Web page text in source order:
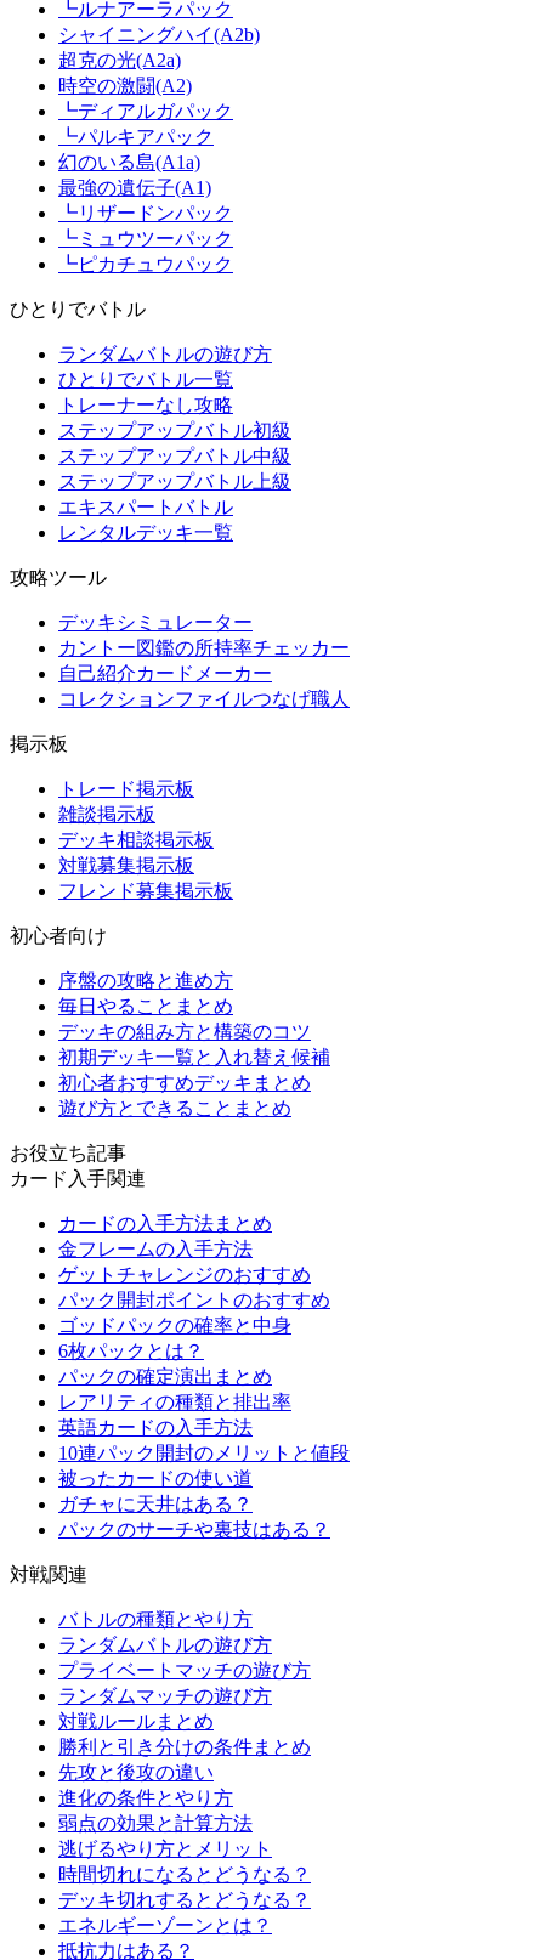
┗ルナアーラパック
シャイニングハイ(A2b)
超克の光(A2a)
時空の激闘(A2)
┗ディアルガパック
┗パルキアパック
幻のいる島(A1a)
最強の遺伝子(A1)
┗リザードンパック
┗ミュウツーパック
┗ピカチュウパック
ひとりでバトル
ランダムバトルの遊び方
ひとりでバトル一覧
トレーナーなし攻略
ステップアップバトル初級
ステップアップバトル中級
ステップアップバトル上級
エキスパートバトル
レンタルデッキ一覧
攻略ツール
デッキシミュレーター
カントー図鑑の所持率チェッカー
自己紹介カードメーカー
コレクションファイルつなげ職人
掲示板
トレード掲示板
雑談掲示板
デッキ相談掲示板
対戦募集掲示板
フレンド募集掲示板
初心者向け
序盤の攻略と進め方
毎日やることまとめ
デッキの組み方と構築のコツ
初期デッキ一覧と入れ替え候補
初心者おすすめデッキまとめ
遊び方とできることまとめ
お役立ち記事
カード入手関連
カードの入手方法まとめ
金フレームの入手方法
ゲットチャレンジのおすすめ
パック開封ポイントのおすすめ
ゴッドパックの確率と中身
6枚パックとは？
パックの確定演出まとめ
レアリティの種類と排出率
英語カードの入手方法
10連パック開封のメリットと値段
被ったカードの使い道
ガチャに天井はある？
パックのサーチや裏技はある？
対戦関連
バトルの種類とやり方
ランダムバトルの遊び方
プライベートマッチの遊び方
ランダムマッチの遊び方
対戦ルールまとめ
勝利と引き分けの条件まとめ
先攻と後攻の違い
進化の条件とやり方
弱点の効果と計算方法
逃げるやり方とメリット
時間切れになるとどうなる？
デッキ切れするとどうなる？
エネルギーゾーンとは？
抵抗力はある？